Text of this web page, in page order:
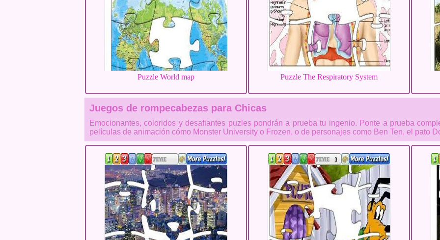
Puzzle World map Puzzle The Respiratory System
Juegos de rompecabezas para Chicas
Emocionantes, coloridos y desafiantes puzles pondrán a prueba tu ingenio. Ponte a prueba
películas de animación cómo Monster University o Frozen, o de personajes como Ben Ten, el pato